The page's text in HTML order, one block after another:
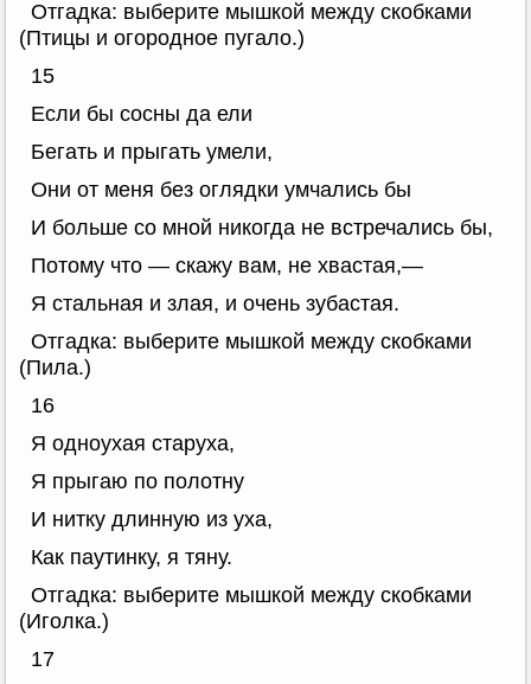
Отгадка: выберите мышкой между скобками
(Птицы и огородное пугало.)
15
Если бы сосны да ели
Бегать и прыгать умели,
Они от меня без оглядки умчались бы
И больше со мной никогда не встречались бы,
Потому что — скажу вам, не хвастая,—
Я стальная и злая, и очень зубастая.
Отгадка: выберите мышкой между скобками
(Пила.)
16
Я одноухая старуха,
Я прыгаю по полотну
И нитку длинную из уха,
Как паутинку, я тяну.
Отгадка: выберите мышкой между скобками
(Иголка.)
17